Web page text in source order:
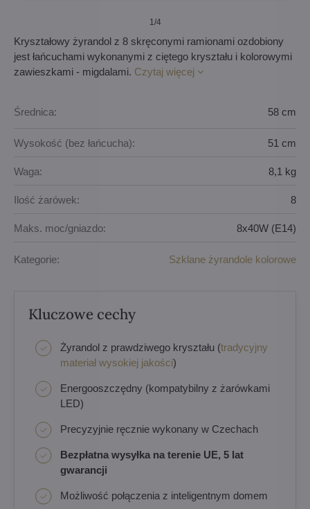
1/4
Kryształowy żyrandol z 8 skręconymi ramionami ozdobiony
jest łańcuchami wykonanymi z ciętego kryształu i kolorowymi
zawieszkami - migdalami. Czytaj więcej
Średnica: 58 cm
Wysokość (bez łańcucha): 51 cm
Waga: 8,1 kg
Ilość żarówek: 8
Maks. moc/gniazdo: 8x40W (E14)
Kategorie: Szklane żyrandole kolorowe
Kluczowe cechy
Żyrandol z prawdziwego kryształu (tradycyjny
materiał wysokiej jakości)
Energooszczędny (kompatybilny z żarówkami
LED)
Precyzyjnie ręcznie wykonany w Czechach
Bezpłatna wysyłka na terenie UE, 5 lat
gwarancji
Możliwość połączenia z inteligentnym domem